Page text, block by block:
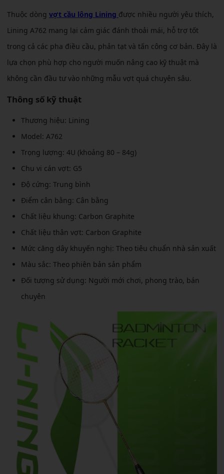
Thuộc dòng vợt cầu lông Lining được nhiều người yêu thích,
Lining A762 mang lại cảm giác đánh thoải mái, hỗ trợ tốt
trong cả các pha điều cầu, phản tạt và tấn công cơ bản. Đây là
lựa chọn phù hợp cho người muốn nâng cao kỹ thuật mà
không cần đầu tư vào những mẫu vợt quá chuyên sâu.
Thông số kỹ thuật
Thương hiệu: Lining
Model: A762
Trọng lượng: 4U (khoảng 80 – 84g)
Chu vi cán vợt: G5
Độ cứng: Trung bình
Điểm cân bằng: Cân bằng
Chất liệu khung: Carbon Graphite
Chất liệu thân vợt: Carbon Graphite
Mức căng dây khuyến nghị: Theo tiêu chuẩn nhà sản xuất
Màu sắc: Theo phiên bản sản phẩm
Đối tượng sử dụng: Người mới chơi, phong trào, bán
chuyên